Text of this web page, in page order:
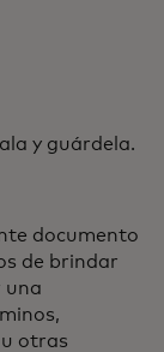
y guárdela.
documento
de brindar
una
u otras